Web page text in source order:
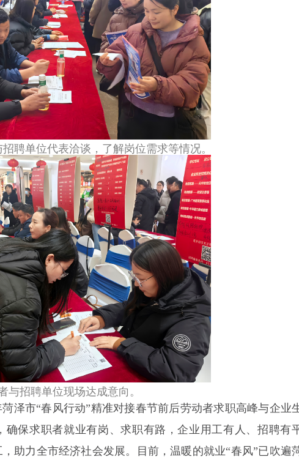
聘单位代表洽谈，了解岗位需求等情况。
与招聘单位现场达成意向。
泽市“春风行动”精准对接春节前后劳动者求职高峰与企业
确保求职者就业有岗、求职有路，企业用工有人、招聘有
助力全市经济社会发展。目前，温暖的就业“春风”已吹遍